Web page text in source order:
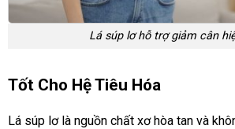
Lá súp lơ hỗ trợ giảm cân
Tốt Cho Hệ Tiêu Hóa
Lá súp lơ là nguồn chất xơ hòa tan và